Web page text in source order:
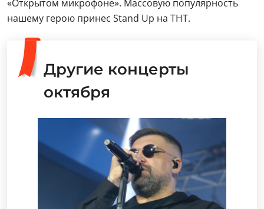
«Открытом микрофоне». Массовую популярность
нашему герою принес Stand Up на ТНТ.
Другие концерты
октября